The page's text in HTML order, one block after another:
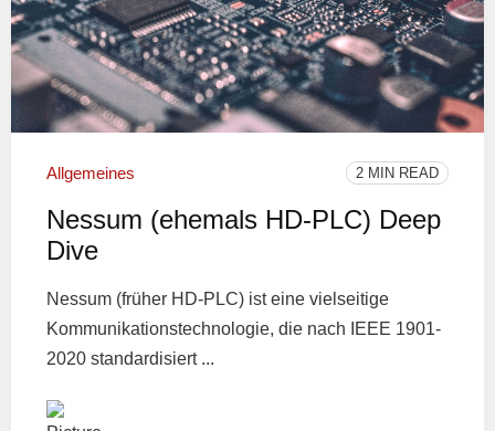
Allgemeines 2 MIN READ
Nessum (ehemals HD-PLC) Deep
Dive
Nessum (früher HD-PLC) ist eine vielseitige
Kommunikationstechnologie, die nach IEEE 1901-
2020 standardisiert ...